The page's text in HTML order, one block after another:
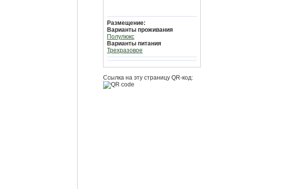
Размещение:
Варианты проживания
Полулюкс
Варианты питания
Трехразовое
Ссылка на эту страницу QR-код: